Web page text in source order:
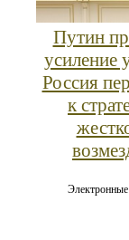
Путин
усиление
Россия
к